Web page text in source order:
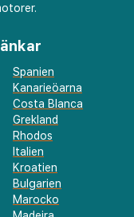
Spanien
Kanarieöarna
Costa Blanca
Grekland
Rhodos
Italien
Kroatien
Bulgarien
Marocko